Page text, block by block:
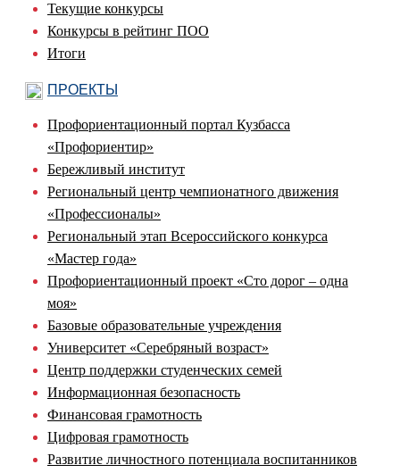
Текущие конкурсы
Конкурсы в рейтинг ПОО
Итоги
ПРОЕКТЫ
Профориентационный портал Кузбасса
«Профориентир»
Бережливый институт
Региональный центр чемпионатного движения
«Профессионалы»
Региональный этап Всероссийского конкурса
«Мастер года»
Профориентационный проект «Сто дорог – одна
моя»
Базовые образовательные учреждения
Университет «Серебряный возраст»
Центр поддержки студенческих семей
Информационная безопасность
Финансовая грамотность
Цифровая грамотность
Развитие личностного потенциала воспитанников